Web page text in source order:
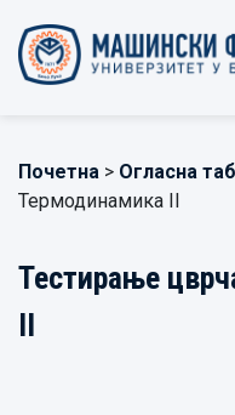
Почетна > Огласна
Термодинамика II
Тестирање
II